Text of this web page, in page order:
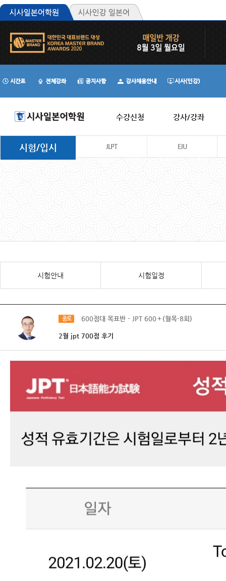
수강신청 강사/강좌
시험/입시 JLPT EJU
시험안내 시험일정
종로 600점대 목표반 - JPT 600＋(월목-8회)
2월 jpt 700점 후기